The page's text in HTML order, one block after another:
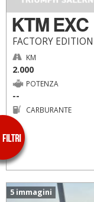
KTM EXC
FACTORY EDITION
KM
2.000
POTENZA
--
CARBURANTE
--
5 immagini